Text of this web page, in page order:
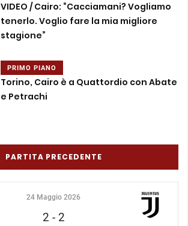
VIDEO / Cairo: “Cacciamani? Vogliamo
tenerlo. Voglio fare la mia migliore
stagione”
PRIMO PIANO
Torino, Cairo è a Quattordio con Abate
e Petrachi
PARTITA PRECEDENTE
24 Maggio 2026
2 - 2